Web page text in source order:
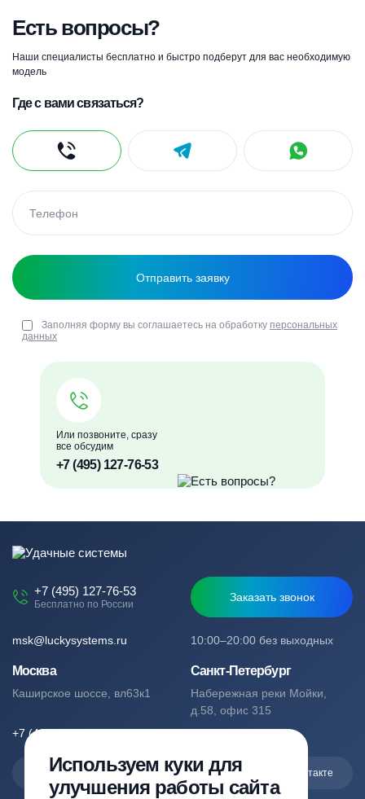
Есть вопросы?
Наши специалисты бесплатно и быстро подберут для вас необходимую
модель
Или позвоните, сразу
все обсудим
+7 (495) 127-76-53
Где с вами связаться?
Заполняя форму вы соглашаетесь на обработку персональных
данных
+7 (495) 127-76-53
Бесплатно по России
Заказать звонок
10:00–20:00 без выходных
msk@luckysystems.ru
Москва
Каширское шоссе, вл63к1
+7 (495) 127-76-53
Санкт-Петербург
Набережная реки Мойки,
д.58, офис 315
+7 (812) 244-49-61
Max Telegram Вконтакте
Используем куки для
улучшения работы сайта